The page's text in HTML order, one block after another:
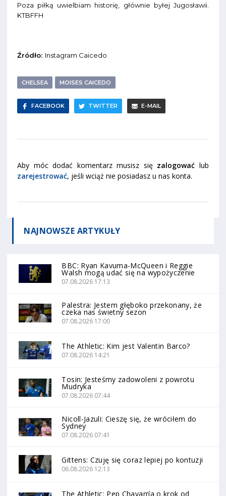
Poza piłką uwielbiam historię, głównie byłej Jugosławii.
KTBFFH
Źródło: Instagram Caicedo
CHELSEA MOISES CAICEDO
FACEBOOK TWITTER E-MAIL
Aby móc dodać komentarz musisz się zalogować lub
zarejestrować, jeśli wciąż nie posiadasz u nas konta.
NAJNOWSZE ARTYKUŁY
BBC: Ryan Kavuma-McQueen i Reggie
Walsh mogą udać się na wypożyczenie
07.08.2026 17:13
Palestra: Jestem głęboko przekonany, że
czeka nas świetny sezon
07.08.2026 17:00
The Athletic: Kim jest Valentin Barco?
07.08.2026 14:21
Tosin: Jesteśmy zadowoleni z powrotu
Mudryka
07.08.2026 07:44
Nicoll-Jazuli: Cieszę się, że wróciłem do
Sydney
07.08.2026 07:41
Gittens: Czuję się coraz lepiej po kontuzji
06.08.2026 12:13
The Athletic: Pep Chavarría o krok od